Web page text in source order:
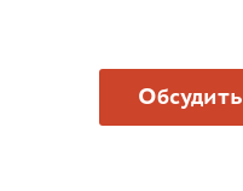
Обсудить